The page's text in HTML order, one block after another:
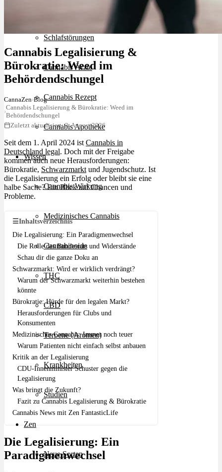
Schlafstörungen
Cannabis Ärzte
Cannabis Rezept
Cannabis Apotheke
Wissen
Cannabis Wirkung
Medizinisches Cannabis
Cannabinoide
THC
CBD
Terpene (Aromen)
Krankheiten
Studien
Zen
Neue Sorten
Cannabis Legalisierung &
Bürokratie: Weed im
Behördendschungel
CannaZen›Blog
›
Cannabis Legalisierung & Bürokratie: Weed im
Behördendschungel
Zuletzt aktualisiert: 3. August 2026
Seit dem 1. April 2024 ist Cannabis in
Deutschland legal. Doch mit der Freigabe
kommen auch neue Herausforderungen:
Bürokratie, Schwarzmarkt und Jugendschutz. Ist
die Legalisierung ein Erfolg oder bleibt sie eine
halbe Sache? Ein Blick auf Chancen und
Probleme.
☰Inhaltsverzeichnis
Die Legalisierung: Ein Paradigmenwechsel
Die Rolle des Bundesrats und Widerstände
Schau dir die ganze Doku an
Schwarzmarkt: Wird er wirklich verdrängt?
Warum der Schwarzmarkt weiterhin bestehen
könnte
Bürokratie: Hürde für den legalen Markt?
Herausforderungen für Clubs und
Konsumenten
Medizinisches Cannabis: Immer noch teuer
Warum Patienten nicht einfach selbst anbauen
Kritik an der Legalisierung
CDU-Innenminister Schuster gegen die
Legalisierung
Was bringt die Zukunft?
Fazit zu Cannabis Legalisierung & Bürokratie
Cannabis News mit Zen FantasticLife
Die Legalisierung: Ein
Paradigmenwechsel